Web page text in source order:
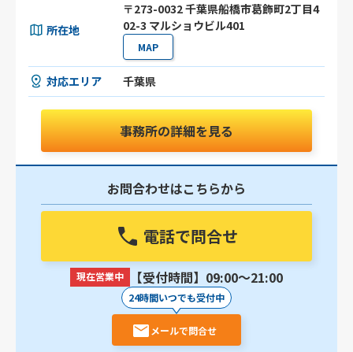
所在地
〒273-0032 千葉県船橋市葛飾町2丁目4
02-3 マルショウビル401
MAP
対応エリア 千葉県
事務所の詳細を見る
お問合わせはこちらから
電話で問合せ
現在営業中 【受付時間】09:00〜21:00
24時間いつでも受付中
メールで問合せ